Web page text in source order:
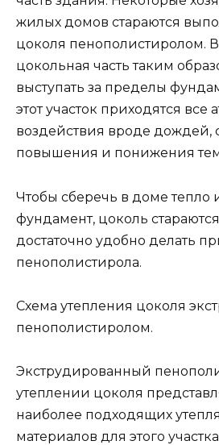
жилых домов стараются
цоколя пенополистиролом.
цокольная часть таким
выступать за пределы
этот участок приходятся все
воздействия вроде дождей,
повышения и понижения
Чтобы сберечь в доме тепло
фундамент, цоколь
достаточно удобно делать
пенополистирола.
Схема утепления цоколя
пенополистиролом.
Экструдированный
утеплении цоколя
наиболее подходящих
материалов для этого